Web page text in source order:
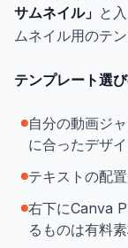
サムネイル」 と
ムネイル用のテ
テンプレート選
自分の動画ジ
に合ったデザ
テキストの配
右下にCanva
るものは有料